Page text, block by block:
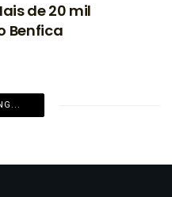
de 20 mil
Benfica